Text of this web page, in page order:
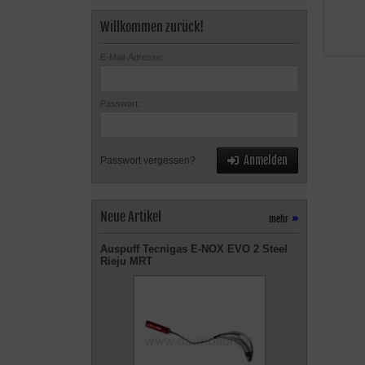
Willkommen zurück!
E-Mail-Adresse:
Passwort:
Passwort vergessen? Anmelden
Neue Artikel mehr »
Auspuff Tecnigas E-NOX EVO 2 Steel
Rieju MRT